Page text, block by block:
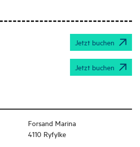
Jetzt buchen
Jetzt buchen
Forsand Marina
4110 Ryfylke